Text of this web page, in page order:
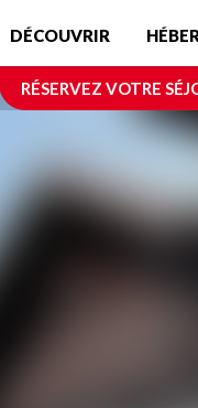
DÉCOUVRIR
RÉSERVEZ VOTRE